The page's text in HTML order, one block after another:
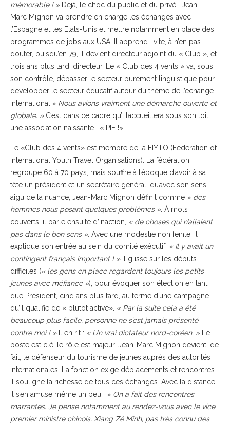
mémorable ! »Déjà, le choc du public et du privé ! Jean-
Marc Mignon va prendre en charge les échanges avec
l’Espagne et les Etats-Unis et mettre notamment en place des
programmes de jobs aux USA. Il apprend… vite, à n’en pas
douter, puisqu’en 79, il devient directeur adjoint du « Club », et
trois ans plus tard, directeur. Le « Club des 4 vents » va, sous
son contrôle, dépasser le secteur purement linguistique pour
développer le secteur éducatif autour du thème de l’échange
international. « Nous avions vraiment une démarche ouverte et
globale. »C’est dans ce cadre qu’ ilaccueillera sous son toit
une association naissante : « PIE !»
Le «Club des 4 vents» est membre de la FIYTO (Federation of
International Youth Travel Organisations). La fédération
regroupe 60 à 70 pays, mais souffre à l’époque d’avoir à sa
tête un président et un secrétaire général, qu’avec son sens
aigu de la nuance, Jean-Marc Mignon définit comme « des
hommes nous posant quelques problèmes ». À mots
couverts, il parle ensuite d’inaction, « de choses qui n’allaient
pas dans le bon sens ». Avec une modestie non feinte, il
explique son entrée au sein du comité exécutif :« Il y avait un
contingent français important ! »Il glisse sur les débuts
difficiles (« les gens en place regardent toujours les petits
jeunes avec méfiance »), pour évoquer son élection en tant
que Président, cinq ans plus tard, au terme d’une campagne
qu’il qualifie de « plutôt active». « Par la suite cela a été
beaucoup plus facile, personne ne s’est jamais présenté
contre moi ! »Il en rit : « Un vrai dictateur nord-coréen. »
Le
poste est clé, le rôle est majeur. Jean-Marc Mignon devient, de
fait, le défenseur du tourisme de jeunes auprès des autorités
internationales. La fonction exige déplacements et rencontres.
Il souligne la richesse de tous ces échanges. Avec la distance,
il s’en amuse même un peu : « On a fait des rencontres
marrantes. Je pense notamment au rendez-vous avec le vice
premier ministre chinois, Xiang Zé Minh, pas très connu des